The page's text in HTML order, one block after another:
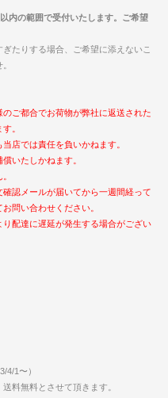
内の範囲で受付いたします。ご希望
たりする場合、ご希望に添えないこ
ご都合でお荷物が弊社に返送された
。
店では責任を負いかねます。
いたしかねます。
認メールが届いてから一週間経って
問い合わせください。
配達に遅延が発生する場合がござい
4/1〜）
料無料とさせて頂きます。